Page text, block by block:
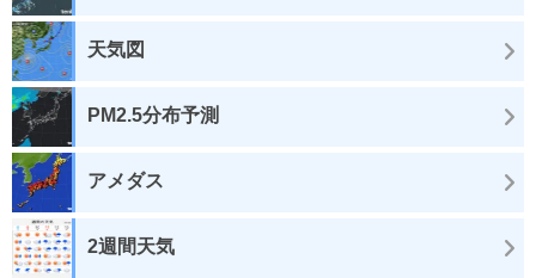
天気図
PM2.5分布予測
アメダス
2週間天気